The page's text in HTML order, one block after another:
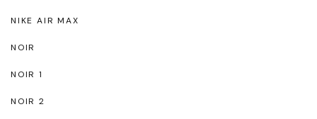
NIKE AIR MAX
NOIR
NOIR 1
NOIR 2